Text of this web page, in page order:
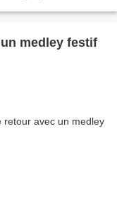
medley festif